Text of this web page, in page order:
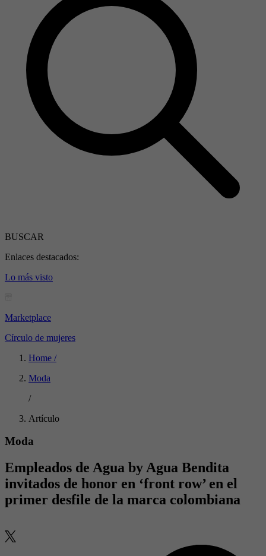
BUSCAR
Enlaces destacados:
Lo más visto
Marketplace
Círculo de mujeres
Home /
Moda
/
Artículo
Moda
Empleados de Agua by Agua Bendita
invitados de honor en ‘front row’ en el
primer desfile de la marca colombiana